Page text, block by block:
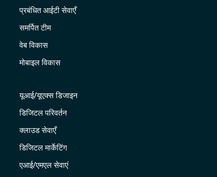
प्रबंधित आईटी सेवाएँ
समर्पित टीम
वेब विकास
मोबाइल विकास
यूआई/यूएक्स डिजाइन
डिजिटल परिवर्तन
क्लाउड सेवाएँ
डिजिटल मार्केटिंग
एआई/एमएल सेवाएं